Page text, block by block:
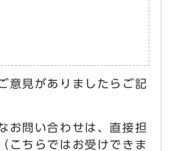
意見がありましたらご記
お問い合わせは、直接担
こちらではお受けできま